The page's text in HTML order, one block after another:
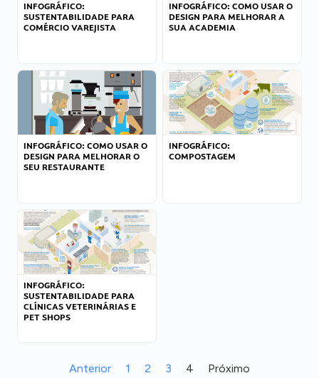
INFOGRÁFICO:
SUSTENTABILIDADE PARA
COMÉRCIO VAREJISTA
INFOGRÁFICO: COMO USAR O
DESIGN PARA MELHORAR A
SUA ACADEMIA
INFOGRÁFICO: COMO USAR O
DESIGN PARA MELHORAR O
SEU RESTAURANTE
INFOGRÁFICO:
COMPOSTAGEM
INFOGRÁFICO:
SUSTENTABILIDADE PARA
CLÍNICAS VETERINÁRIAS E
PET SHOPS
Anterior 1 2 3 4 Próximo